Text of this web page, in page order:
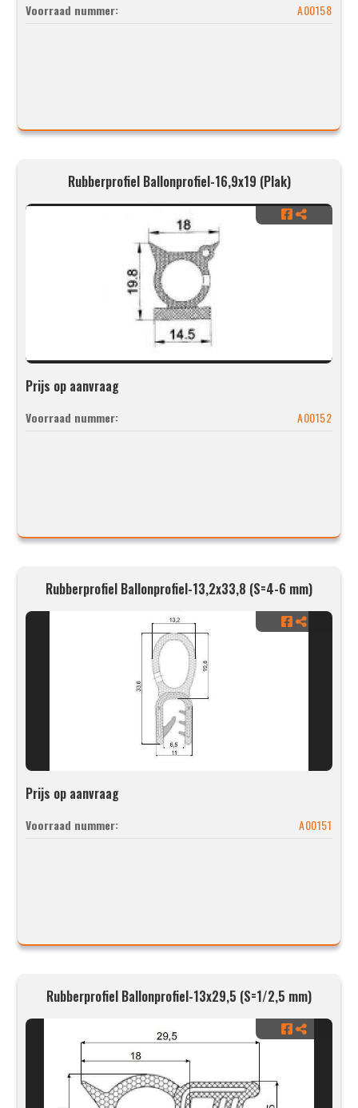
Voorraad nummer: A00158
Rubberprofiel Ballonprofiel-16,9x19 (Plak)
Prijs op aanvraag
Voorraad nummer: A00152
Rubberprofiel Ballonprofiel-13,2x33,8 (S=4-6 mm)
Prijs op aanvraag
Voorraad nummer: A00151
Rubberprofiel Ballonprofiel-13x29,5 (S=1/2,5 mm)